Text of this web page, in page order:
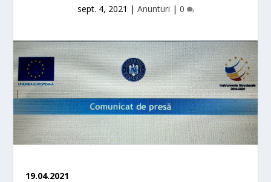
sept. 4, 2021 | Anunturi | 0
19.04.2021